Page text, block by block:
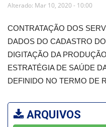
Floriano
Secretarias e Órgãos
Mural de Licitações
Notícias
Vídeos
Alterado: Mar 10, 2020 - 10:00
CONTRATAÇÃO DOS
DADOS DO CADASTRO
DIGITAÇÃO DA
ESTRATÉGIA DE SAÚDE
DEFINIDO NO TERMO DE
ARQUIVOS